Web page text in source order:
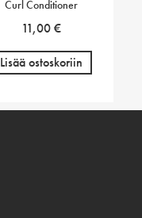
Curl Conditioner
11,00€
Lisää ostoskoriin